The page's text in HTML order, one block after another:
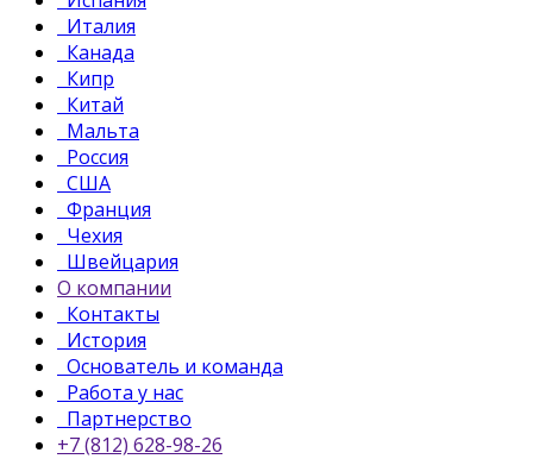
Италия
Канада
Кипр
Китай
Мальта
Россия
США
Франция
Чехия
Швейцария
О компании
Контакты
История
Основатель и команда
Работа у нас
Партнерство
+7 (812) 628-98-26